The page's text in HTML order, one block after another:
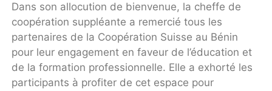
Dans son allocution de bienvenue, la cheffe de
coopération suppléante a remercié tous les
partenaires de la Coopération Suisse au Bénin
pour leur engagement en faveur de l’éducation et
de la formation professionnelle. Elle a exhorté les
participants à profiter de cet espace pour